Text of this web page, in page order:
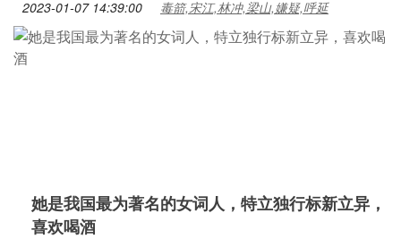
2023-01-07 14:39:00 毒箭,宋江,林冲,梁山,嫌疑,呼延
她是我国最为著名的女词人，特立独行标新立异，
喜欢喝酒